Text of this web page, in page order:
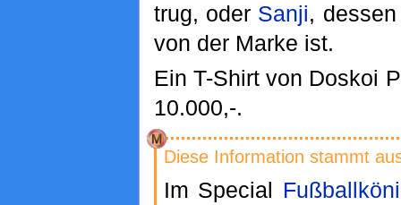
trug, oder Sanji,
von der Marke ist.
Ein T-Shirt von Doskoi
10.000,-.
Diese Information stammt
Im Special